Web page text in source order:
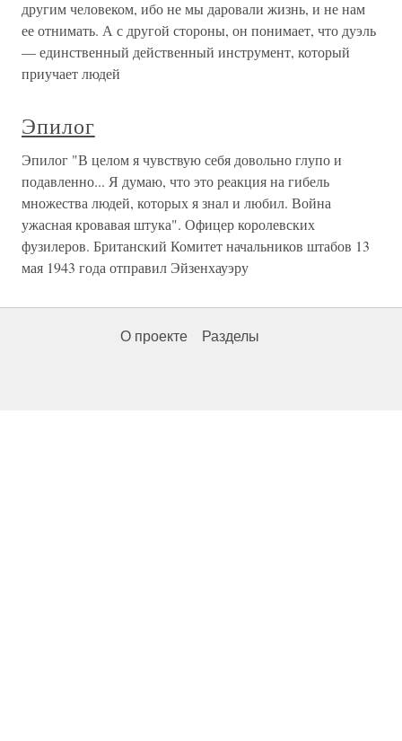
другим человеком, ибо не мы даровали жизнь, и не нам
ее отнимать. А с другой стороны, он понимает, что дуэль
— единственный действенный инструмент, который
приучает людей
Эпилог
Эпилог "В целом я чувствую себя довольно глупо и
подавленно... Я думаю, что это реакция на гибель
множества людей, которых я знал и любил. Война
ужасная кровавая штука". Офицер королевских
фузилеров. Британский Комитет начальников штабов 13
мая 1943 года отправил Эйзенхауэру
О проекте Разделы